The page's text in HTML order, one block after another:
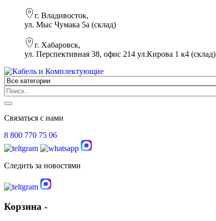
г. Владивосток,
ул. Мыс Чумака 5а (склад)
г. Хабаровск,
ул. Перспективная 38, офис 214 ул.Кирова 1 к4 (склад)
Связаться с нами
8 800 770 75 06
Следить за новостями
Корзина -